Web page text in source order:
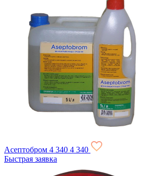
Асептобром 4 340 4 340
Быстрая заявка